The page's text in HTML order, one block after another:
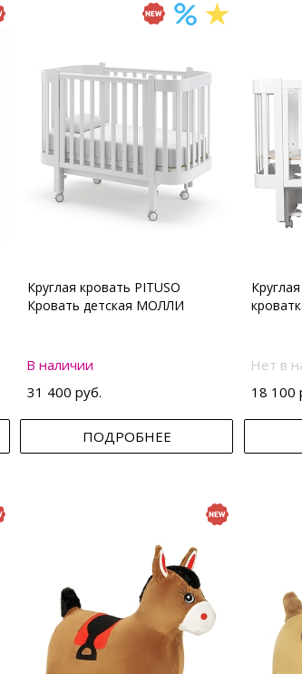
Круглая кровать PITUSO
Кровать детская МОЛЛИ
В наличии
31 400 руб.
ПОДРОБНЕЕ
Нет в
18 100